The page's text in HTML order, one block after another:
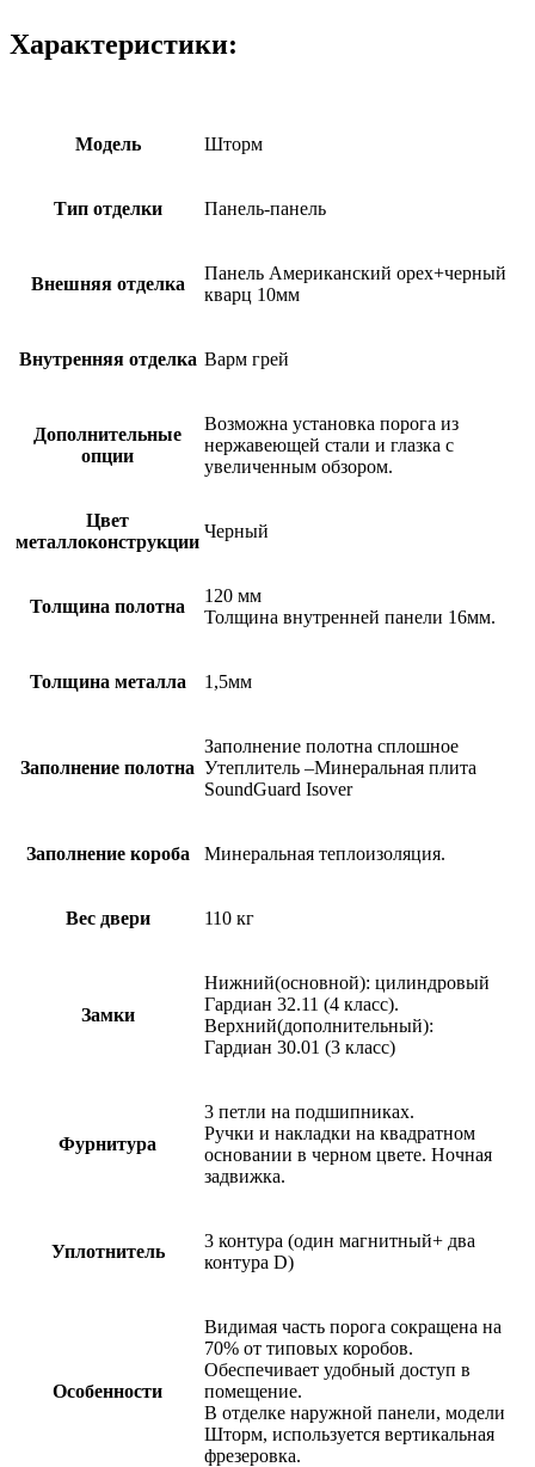
грей
Характеристики:
Модель Шторм
Тип отделки Панель-панель
Внешняя отделка
Панель Американский орех+черный
кварц 10мм
Внутренняя отделка Варм грей
Дополнительные
опции
Возможна установка порога из
нержавеющей стали и глазка с
увеличенным обзором.
Цвет
металлоконструкции
Черный
Толщина полотна
120 мм
Толщина внутренней панели 16мм.
Толщина металла 1,5мм
Заполнение полотна
Заполнение полотна сплошное
Утеплитель –Минеральная плита
SoundGuard Isover
Заполнение короба Минеральная теплоизоляция.
Вес двери 110 кг
Замки
Нижний(основной): цилиндровый
Гардиан 32.11 (4 класс).
Верхний(дополнительный):
Гардиан 30.01 (3 класс)
Фурнитура
3 петли на подшипниках.
Ручки и накладки на квадратном
основании в черном цвете. Ночная
задвижка.
Уплотнитель
3 контура (один магнитный+ два
контура D)
Особенности
Видимая часть порога сокращена на
70% от типовых коробов.
Обеспечивает удобный доступ в
помещение.
В отделке наружной панели, модели
Шторм, используется вертикальная
фрезеровка.